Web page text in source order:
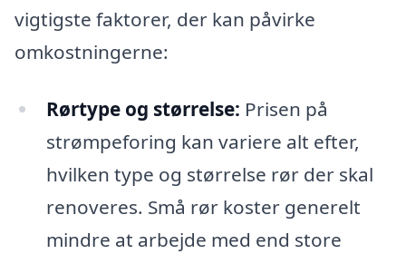
vigtigste faktorer, der kan påvirke
omkostningerne:
Rørtype og størrelse: Prisen på
strømpeforing kan variere alt efter,
hvilken type og størrelse rør der skal
renoveres. Små rør koster generelt
mindre at arbejde med end store